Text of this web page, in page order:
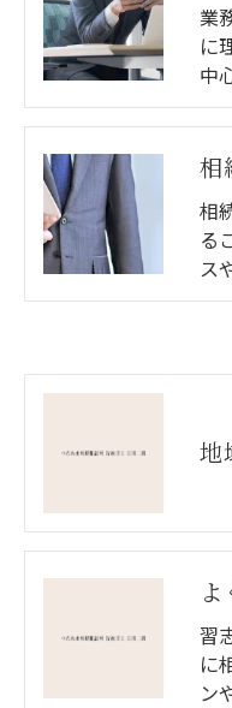
業
に
中
相
相
る
ス
地
習
に
ン